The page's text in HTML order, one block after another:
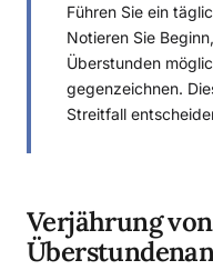
Führen Sie ein
Notieren Sie
Überstunden
gegenzeichnen.
Streitfall
Verjährung von